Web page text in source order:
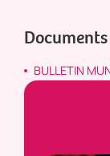
BULLETIN